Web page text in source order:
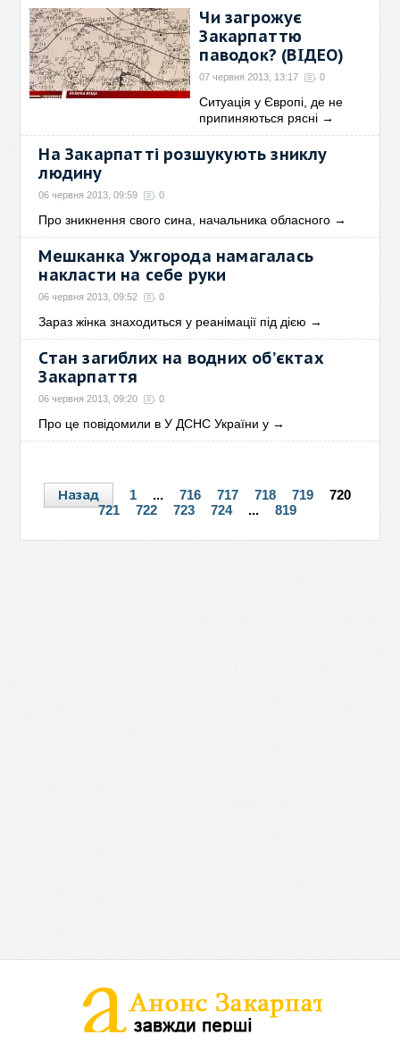
Чи загрожує
Закарпаттю
паводок? (ВІДЕО)
07 червня 2013, 13:17 0
Ситуація у Європі, де не
припиняються рясні →
На Закарпатті розшукують зниклу
людину
06 червня 2013, 09:59 0
Про зникнення свого сина, начальника обласного →
Мешканка Ужгорода намагалась
накласти на себе руки
06 червня 2013, 09:52 0
Зараз жінка знаходиться у реанімації під дією →
Стан загиблих на водних об’єктах
Закарпаття
06 червня 2013, 09:20 0
Про це повідомили в У ДСНС України у →
Назад 1 ... 716 717 718 719
720
721
722 723 724 ... 819